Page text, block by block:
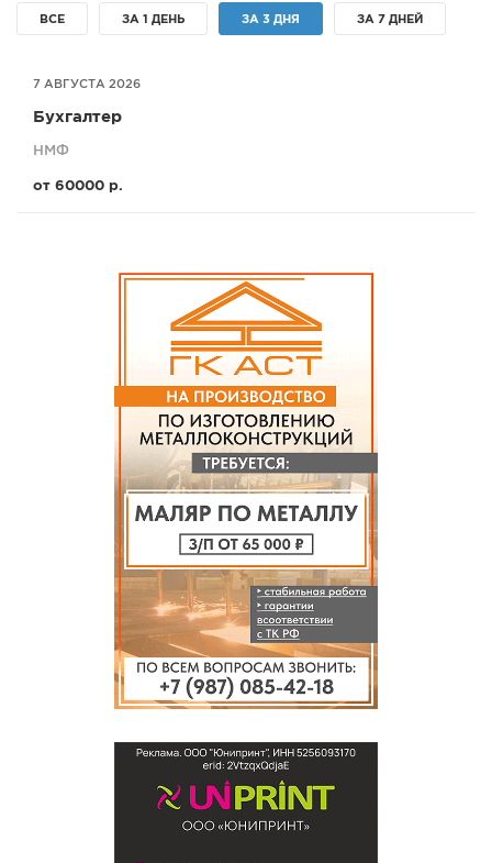
СПРАВКА
ВСЕ ЗА 1 ДЕНЬ ЗА 3 ДНЯ ЗА 7 ДНЕЙ
7 АВГУСТА 2026
Бухгалтер
НМФ
от 60000 р.